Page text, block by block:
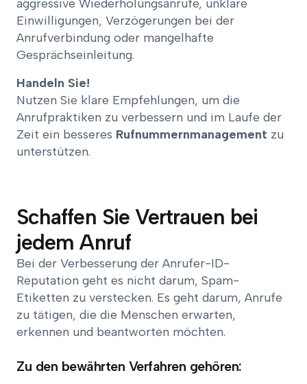
aggressive Wiederholungsanrufe, unklare
Einwilligungen, Verzögerungen bei der
Anrufverbindung oder mangelhafte
Gesprächseinleitung.
Handeln Sie!
Nutzen Sie klare Empfehlungen, um die
Anrufpraktiken zu verbessern und im Laufe der
Zeit ein besseres Rufnummernmanagement zu
unterstützen.
Schaffen Sie Vertrauen bei
jedem Anruf
Bei der Verbesserung der Anrufer-ID-
Reputation geht es nicht darum, Spam-
Etiketten zu verstecken. Es geht darum, Anrufe
zu tätigen, die die Menschen erwarten,
erkennen und beantworten möchten.
Zu den bewährten Verfahren gehören: